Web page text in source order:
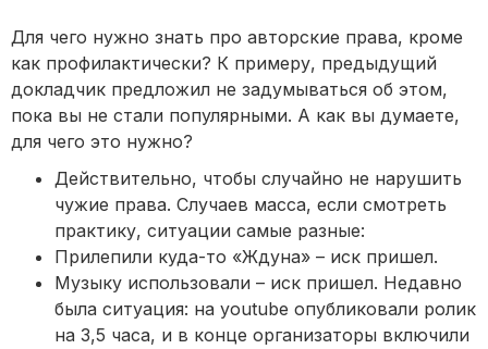
Для чего нужно знать про авторские права, кроме
как профилактически? К примеру, предыдущий
докладчик предложил не задумываться об этом,
пока вы не стали популярными. А как вы думаете,
для чего это нужно?
Действительно, чтобы случайно не нарушить
чужие права. Случаев масса, если смотреть
практику, ситуации самые разные:
Прилепили куда-то «Ждуна» – иск пришел.
Музыку использовали – иск пришел. Недавно
была ситуация: на youtube опубликовали ролик
на 3,5 часа, и в конце организаторы включили